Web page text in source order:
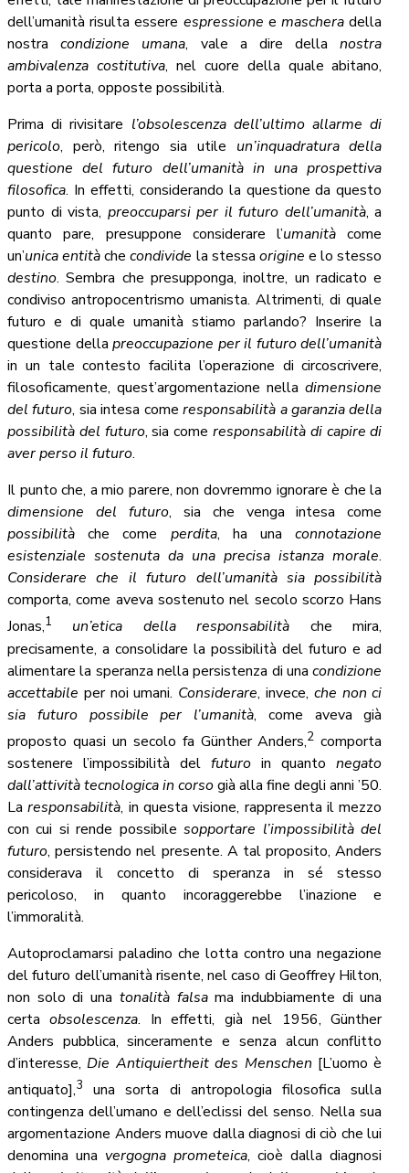
dell’umanità risulta essere espressione emaschera della
nostracondizione umana, vale a dire dellanostra
ambivalenza costitutiva, nel cuore della quale abitano,
porta a porta, opposte possibilità.
Prima di rivisitare l’obsolescenza dell’ultimo allarme di
pericolo, però, ritengo sia utile un’inquadratura della
questione del futuro dell’umanità in una prospettiva
filosofica. In effetti, considerando la questione da questo
punto di vista, preoccuparsi per il futuro dell’umanità, a
quanto pare, presuppone considerare l’umanità come
un’unicaentitàchecondivide la stessa origine e lo stesso
destino. Sembra che presupponga, inoltre, un radicato e
condiviso antropocentrismo umanista. Altrimenti, di quale
futuro e di quale umanità stiamo parlando? Inserire la
questione dellapreoccupazione per il futuro dell’umanità
in un tale contesto facilita l’operazione di circoscrivere,
filosoficamente, quest’argomentazione nelladimensione
del futuro, sia intesa comeresponsabilità a garanzia della
possibilità del futuro, sia comeresponsabilità di capire di
aver perso il futuro.
Il punto che, a mio parere, non dovremmo ignorare è che la
dimensione del futuro, sia che venga intesa come
possibilità che come perdita, ha unaconnotazione
esistenziale sostenuta da una precisa istanza morale.
Considerare che il futuro dell’umanità sia possibilità
comporta, come aveva sostenuto nel secolo scorzo Hans
Jonas,1 un’etica della responsabilità che mira,
precisamente, a consolidare la possibilità del futuro e ad
alimentare la speranza nella persistenza di unacondizione
accettabile per noi umani. Considerare, invece, che non ci
sia futuro possibile per l’umanità, come aveva già
proposto quasi un secolo fa Günther Anders,2 comporta
sostenere l’impossibilità delfuturo in quanto negato
dall’attività tecnologica in corsogià alla fine degli anni ’50.
Laresponsabilità, in questa visione, rappresenta il mezzo
con cui si rende possibilesopportare l’impossibilità del
futuro, persistendo nel presente. A tal proposito, Anders
considerava il concetto di speranza in sé stesso
pericoloso, in quanto incoraggerebbe l’inazione e
l’immoralità.
Autoproclamarsi paladino che lotta contro una negazione
del futuro dell’umanità risente, nel caso di Geoffrey Hilton,
non solo di una tonalità falsama indubbiamente di una
certaobsolescenza. In effetti, già nel 1956, Günther
Anders pubblica, sinceramente e senza alcun conflitto
d’interesse,Die Antiquiertheit des Menschen [L’uomo è
antiquato],3
una sorta di antropologia filosofica sulla
contingenza dell’umano e dell’eclissi del senso. Nella sua
argomentazione Anders muove dalla diagnosi di ciò che lui
denomina una vergogna prometeica, cioè dalla diagnosi